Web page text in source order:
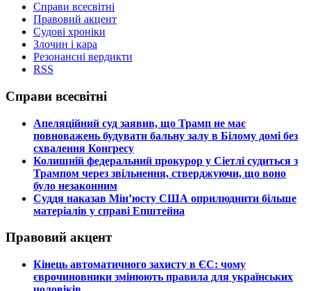
Справи всесвітні
Правовий акцент
Судові хроніки
Злочин і кара
Резонансні вердикти
RSS
Справи всесвітні
​Апеляційний суд заявив, що Трамп не має
повноважень будувати бальну залу в Білому домі без
схвалення Конгресу
​Колишній федеральний прокурор у Сіетлі судиться з
Трампом через звільнення, стверджуючи, що воно
було незаконним
​Суддя наказав Мін’юсту США оприлюднити більше
матеріалів у справі Епштейна
Правовий акцент
​Кінець автоматичного захисту в ЄС: чому
єврочиновники змінюють правила для українських